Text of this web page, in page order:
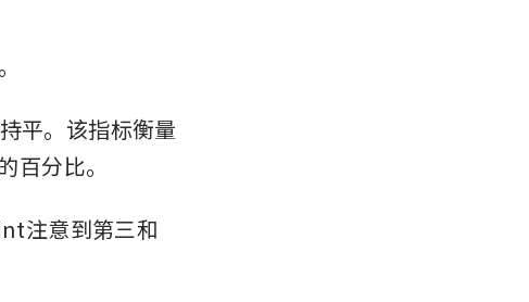
平。该指标衡量
分比。
注意到第三和